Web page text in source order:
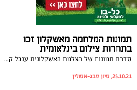
תמונות המלחמה מאשקלון זכו
בתחרות צילום בינלאומית
סדרת תמונות של הצלמת האשקלונית ענבל קריסטין זכתה בתחרות צילום בינלאומית המתקיימת בפריז תחת השם: 'רסיסי מלחמה'. הצלמת אמרה ל"אשקלונים": "חשוב שהעולם יידע מה מתרחש אצלנו בישראל"
25.10.21, סיון סבג-אסולין